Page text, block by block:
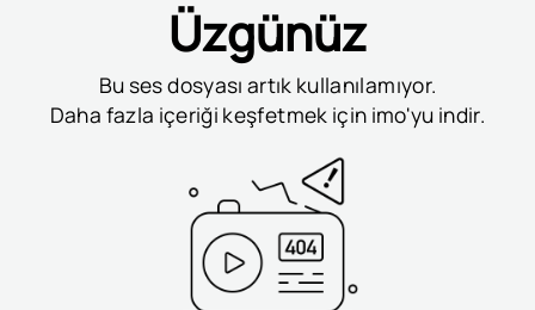
Üzgünüz
Bu ses dosyası artık kullanılamıyor.
Daha fazla içeriği keşfetmek için imo'yu indir.